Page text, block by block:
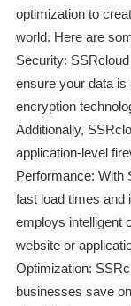
optimization to
world. Here are
Security:
ensure your data
encryption
Additionally,
application-level
Performance: With
fast load times and
employs intelligent
website or
Optimization:
businesses save